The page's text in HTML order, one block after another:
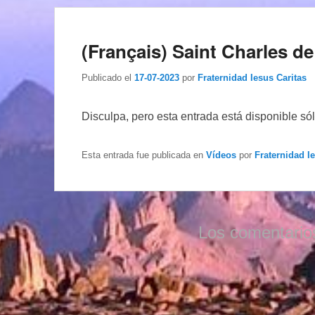
(Français) Saint Charles
Publicado el 17-07-2023 por Fraternidad Iesus Caritas
Disculpa, pero esta entrada está disponible
Esta entrada fue publicada en Vídeos por Fraternidad
Los